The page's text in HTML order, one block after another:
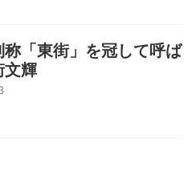
称「東街」を冠して呼ば
文輝